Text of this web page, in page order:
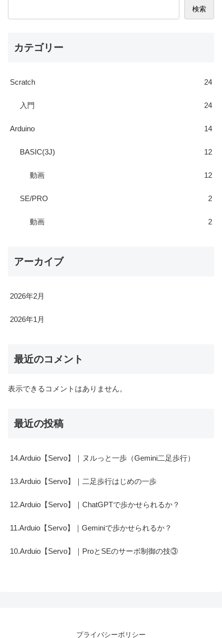
検索
カテゴリー
Scratch 24
入門 24
Arduino 14
BASIC(3J) 12
動画 12
SE/PRO 2
動画 2
アーカイブ
2026年2月
2026年1月
最近のコメント
表示できるコメントはありません。
最近の投稿
14.Arduio【Servo】｜ヌルっと一歩（Gemini二足歩行）
13.Arduio【Servo】｜二足歩行はじめの一歩
12.Arduio【Servo】｜ChatGPTで歩かせられるか？
11.Arduio【Servo】｜Geminiで歩かせられるか？
10.Arduio【Servo】｜ProとSEのサーボ制御の技③
プライバシーポリシー